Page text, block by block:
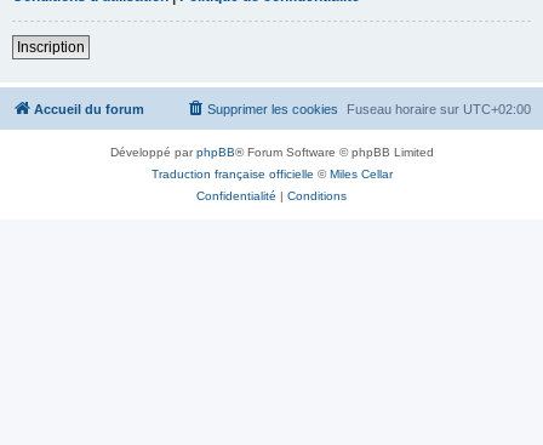
Inscription
Accueil du forum Fuseau horaire sur UTC+02:00
Supprimer les cookies
Développé parphpBB® Forum Software © phpBB Limited
Traduction française officielle ©Miles Cellar
Confidentialité | Conditions